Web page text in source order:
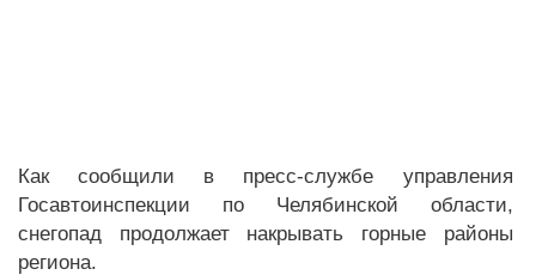
Как сообщили в пресс-службе управления
Госавтоинспекции по Челябинской области,
снегопад продолжает накрывать горные районы
региона.